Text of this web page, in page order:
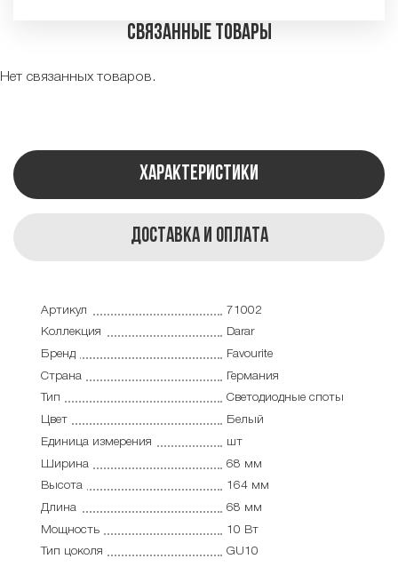
Связанные товары
Нет связанных товаров.
Характеристики
Доставка и оплата
Артикул
71002
Коллекция
Darar
Бренд
Favourite
Страна
Германия
Тип
Светодиодные споты
Цвет
Белый
Единица измерения
шт
Ширина
68 мм
Высота
164 мм
Длина
68 мм
Мощность
10 Вт
Тип цоколя
GU10